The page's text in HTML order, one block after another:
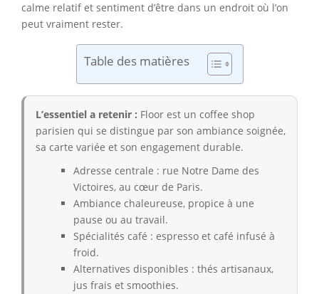
calme relatif et sentiment d’être dans un endroit où l’on
peut vraiment rester.
Table des matières
L’essentiel a retenir : Floor est un coffee shop
parisien qui se distingue par son ambiance soignée,
sa carte variée et son engagement durable.
Adresse centrale : rue Notre Dame des
Victoires, au cœur de Paris.
Ambiance chaleureuse, propice à une
pause ou au travail.
Spécialités café : espresso et café infusé à
froid.
Alternatives disponibles : thés artisanaux,
jus frais et smoothies.